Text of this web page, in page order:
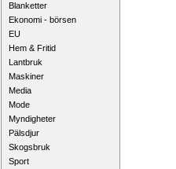
Blanketter
Ekonomi - börsen
EU
Hem & Fritid
Lantbruk
Maskiner
Media
Mode
Myndigheter
Pälsdjur
Skogsbruk
Sport